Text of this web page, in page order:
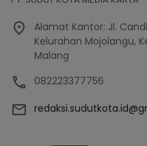
Alamat Kantor: Jl.
Kelurahan Mojolangu,
Malang
082223377756